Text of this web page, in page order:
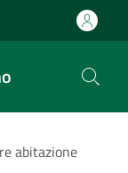
abitazione